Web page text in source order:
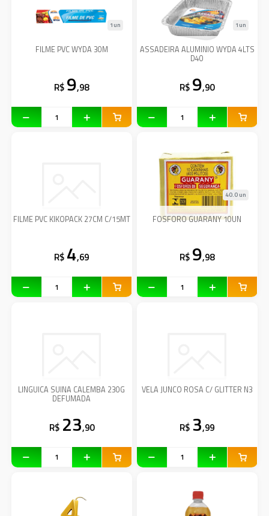
FILME PVC WYDA 30M
1un
R$ 9,98
ASSADEIRA ALUMINIO WYDA 4LTS
D40
1un
R$ 9,90
FILME PVC KIKOPACK 27CM C/15MT
R$ 4,69
FOSFORO GUARANY 10UN
40.0 un
R$ 9,98
LINGUICA SUINA CALEMBA 230G
DEFUMADA
R$ 23,90
VELA JUNCO ROSA C/ GLITTER N3
R$ 3,99